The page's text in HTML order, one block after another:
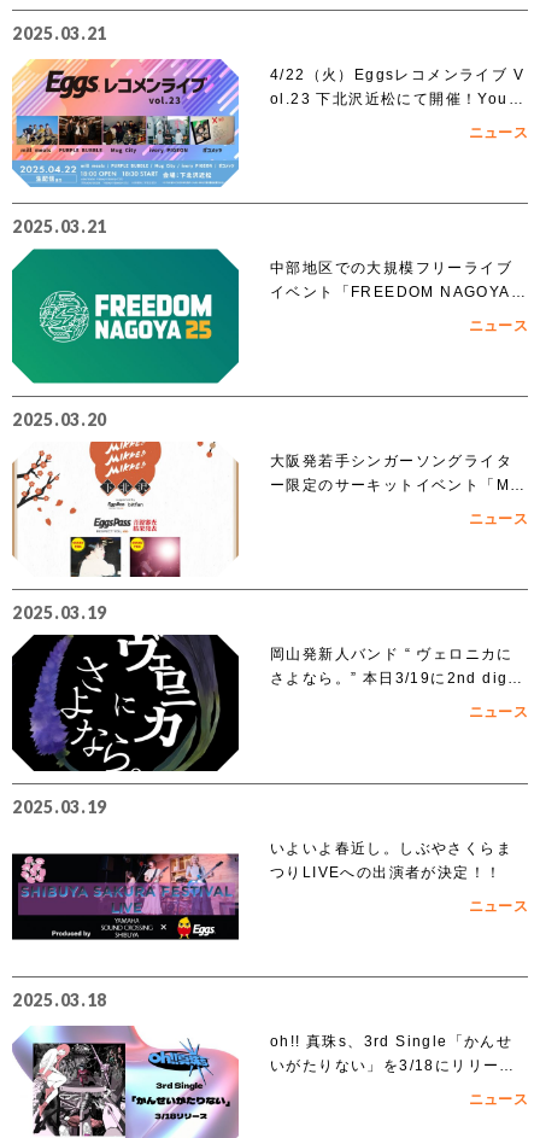
2025.03.21
4/22（火）Eggsレコメンライブ V
ol.23 下北沢近松にて開催！YouT
ニュース
2025.03.21
中部地区での大規模フリーライブ
イベント「FREEDOM NAGOYA 2
ニュース
2025.03.20
大阪発若手シンガーソングライタ
ー限定のサーキットイベント「MIK
ニュース
2025.03.19
岡山発新人バンド “ ヴェロニカに
さよなら。” 本日3/19に2nd digit
ニュース
2025.03.19
いよいよ春近し。しぶやさくらま
つりLIVEへの出演者が決定！！
ニュース
2025.03.18
oh!! 真珠s、3rd Single「かんせ
いがたりない」を3/18にリリー
ニュース